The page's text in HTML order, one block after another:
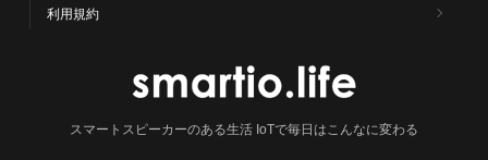
利用規約
スマートスピーカーのある生活 IoTで毎日はこんなに変わる